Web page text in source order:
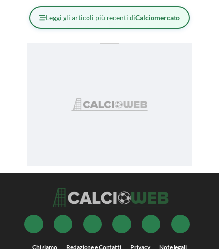
Leggi gli articoli più recenti diCalciomercato
Chi siamo Redazione e Contatti Privacy Note legali